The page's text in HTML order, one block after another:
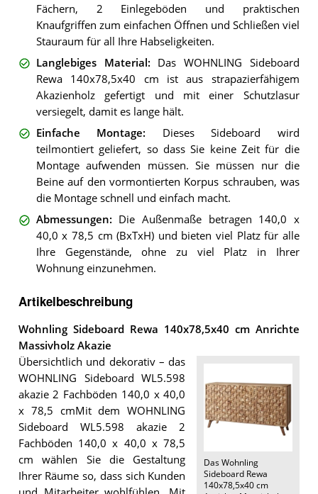
Fächern, 2 Einlegeböden und praktischen
Knaufgriffen zum einfachen Öffnen und Schließen viel
Stauraum für all Ihre Habseligkeiten.
Langlebiges Material: Das WOHNLING Sideboard
Rewa 140x78,5x40 cm ist aus strapazierfähigem
Akazienholz gefertigt und mit einer Schutzlasur
versiegelt, damit es lange hält.
Einfache Montage: Dieses Sideboard wird
teilmontiert geliefert, so dass Sie keine Zeit für die
Montage aufwenden müssen. Sie müssen nur die
Beine auf den vormontierten Korpus schrauben, was
die Montage schnell und einfach macht.
Abmessungen: Die Außenmaße betragen 140,0 x
40,0 x 78,5 cm (BxTxH) und bieten viel Platz für alle
Ihre Gegenstände, ohne zu viel Platz in Ihrer
Wohnung einzunehmen.
Artikelbeschreibung
Wohnling Sideboard Rewa 140x78,5x40 cm Anrichte
Massivholz Akazie
Das Wohnling
Sideboard Rewa
140x78,5x40 cm
Übersichtlich und dekorativ – das
WOHNLING Sideboard WL5.598
akazie 2 Fachböden 140,0 x 40,0
x 78,5 cmMit dem WOHNLING
Sideboard WL5.598 akazie 2
Fachböden 140,0 x 40,0 x 78,5
cm wählen Sie die Gestaltung
Ihrer Räume so, dass sich Kunden